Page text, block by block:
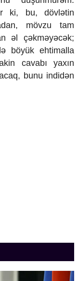
ki, bu, dövlətin
mövzu tam
əl çəkməyəcək;
böyük ehtimalla
cavabı yaxın
bunu indidən